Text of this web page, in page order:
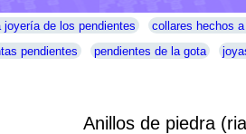
joyería de los pendientes collares hechos
pendientes pendientes de la gota
Anillos de piedra